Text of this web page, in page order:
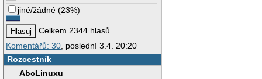
jiné/žádné (23%)
Celkem 2344 hlasů
Komentářů: 30 , poslední 3.4. 20:20
Rozcestník
AbcLinuxu